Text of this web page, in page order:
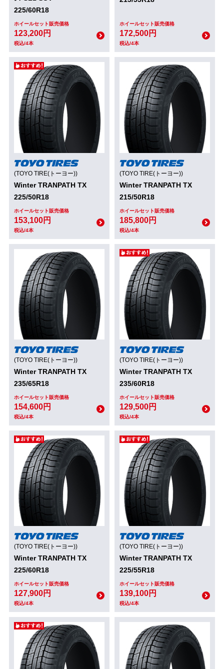
225/60R18
ホイールセット販売価格
123,200円
税込/4本
ホイールセット販売価格
172,500円
税込/4本
(TOYO TIRE(トーヨー))
Winter TRANPATH TX
225/50R18
ホイールセット販売価格
153,100円
税込/4本
(TOYO TIRE(トーヨー))
Winter TRANPATH TX
215/50R18
ホイールセット販売価格
185,800円
税込/4本
(TOYO TIRE(トーヨー))
Winter TRANPATH TX
235/65R18
ホイールセット販売価格
154,600円
税込/4本
(TOYO TIRE(トーヨー))
Winter TRANPATH TX
235/60R18
ホイールセット販売価格
129,500円
税込/4本
(TOYO TIRE(トーヨー))
Winter TRANPATH TX
225/60R18
ホイールセット販売価格
127,900円
税込/4本
(TOYO TIRE(トーヨー))
Winter TRANPATH TX
225/55R18
ホイールセット販売価格
139,100円
税込/4本